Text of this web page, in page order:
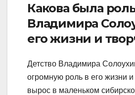
Какова была
Владимира
его жизни и
Детство Владимира
огромную роль в его жизни
вырос в маленьком